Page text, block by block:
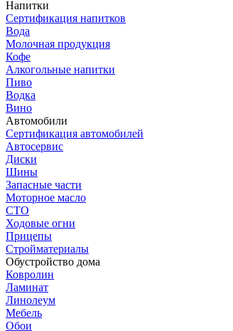
Напитки
Сертификация напитков
Вода
Молочная продукция
Кофе
Алкогольные напитки
Пиво
Водка
Вино
Автомобили
Сертификация автомобилей
Автосервис
Диски
Шины
Запасные части
Моторное масло
СТО
Ходовые огни
Прицепы
Стройматериалы
Обустройство дома
Ковролин
Ламинат
Линолеум
Мебель
Обои